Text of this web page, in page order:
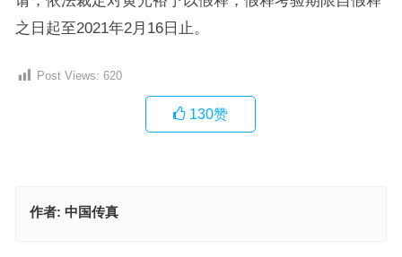
之日起至2021年2月16日止。
Post Views: 620
130赞
作者: 中国传真